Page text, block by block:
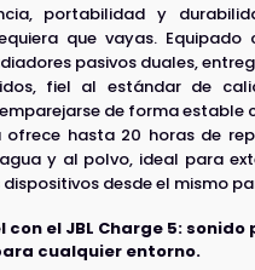
portabilidad y
que vayas.
pasivos duales,
fiel al estándar de
de forma estable
hasta 20 horas de
y al polvo, ideal para
desde el mismo
el JBL Charge 5:
cualquier entorno.